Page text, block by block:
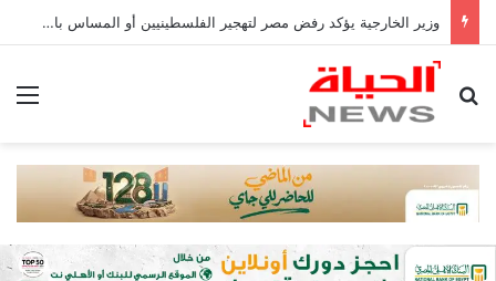
وزير الخارجية يؤكد رفض مصر لتهجير الفلسطينيين أو المساس بالوضع فى القدس
بحث عن